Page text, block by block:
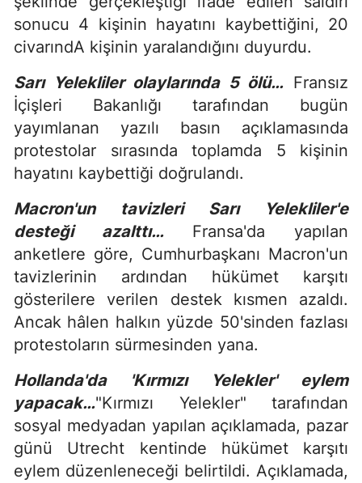
sonucu 4 kişinin hayatını kaybettiğini, 20
civarındA kişinin yaralandığını duyurdu.
Sarı Yelekliler olaylarında 5 ölü… Fransız
İçişleri Bakanlığı tarafından bugün
yayımlanan yazılı basın açıklamasında
protestolar sırasında toplamda 5 kişinin
hayatını kaybettiği doğrulandı.
Macron'un tavizleri Sarı Yelekliler'e
desteği azalttı…
Fransa'da yapılan
anketlere göre, Cumhurbaşkanı Macron'un
tavizlerinin ardından hükümet karşıtı
gösterilere verilen destek kısmen azaldı.
Ancak hâlen halkın yüzde 50'sinden fazlası
protestoların sürmesinden yana.
Hollanda'da 'Kırmızı Yelekler' eylem
yapacak…"Kırmızı Yelekler" tarafından
sosyal medyadan yapılan açıklamada, pazar
günü Utrecht kentinde hükümet karşıtı
eylem düzenleneceği belirtildi. Açıklamada,